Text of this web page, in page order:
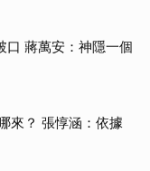
口 蔣萬安：神隱一個
來？ 張惇涵：依據